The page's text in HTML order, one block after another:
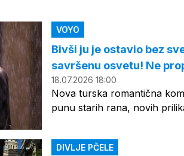
VOYO
Bivši ju je ostavio bez
savršenu osvetu! Ne
18.07.2026 18:00
Nova turska romantična
punu starih rana, novih
DIVLJE PČELE